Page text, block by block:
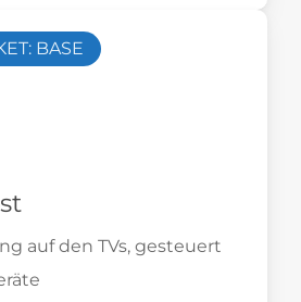
BASE
auf den TVs, gesteuert